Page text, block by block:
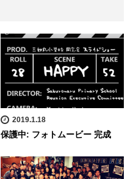
2019.1.18
保護中: フォトムービー 完成